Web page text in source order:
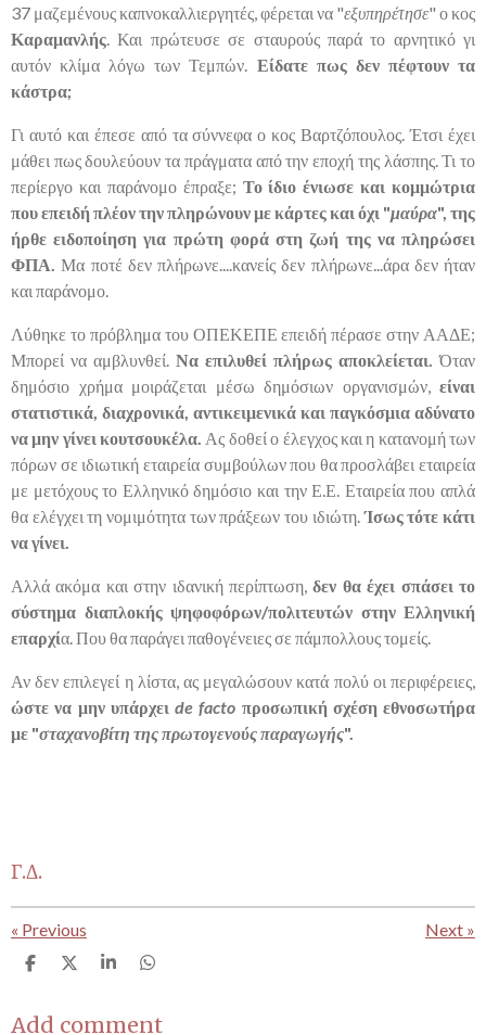
37 μαζεμένους καπνοκαλλιεργητές, φέρεται να "εξυπηρέτησε" ο κος
Καραμανλής . Και πρώτευσε σε σταυρούς παρά το αρνητικό γι
αυτόν κλίμα λόγω των Τεμπών. Είδατε πως δεν πέφτουν τα
κάστρα;
Γι αυτό και έπεσε από τα σύννεφα ο κος Βαρτζόπουλος. Έτσι έχει
μάθει πως δουλεύουν τα πράγματα από την εποχή της λάσπης. Τι το
περίεργο και παράνομο έπραξε; Το ίδιο ένιωσε και κομμώτρια
που επειδή πλέον την πληρώνουν με κάρτες και όχι "μαύρα", της
ήρθε ειδοποίηση για πρώτη φορά στη ζωή της να πληρώσει
ΦΠΑ. Μα ποτέ δεν πλήρωνε....κανείς δεν πλήρωνε...άρα δεν ήταν
και παράνομο.
Λύθηκε το πρόβλημα του ΟΠΕΚΕΠΕ επειδή πέρασε στην ΑΑΔΕ;
Μπορεί να αμβλυνθεί. Να επιλυθεί πλήρως αποκλείεται. Όταν
δημόσιο χρήμα μοιράζεται μέσω δημόσιων οργανισμών, είναι
στατιστικά, διαχρονικά, αντικειμενικά και παγκόσμια αδύνατο
να μην γίνει κουτσουκέλα. Ας δοθεί ο έλεγχος και η κατανομή των
πόρων σε ιδιωτική εταιρεία συμβούλων που θα προσλάβει εταιρεία
με μετόχους το Ελληνικό δημόσιο και την Ε.Ε. Εταιρεία που απλά
θα ελέγχει τη νομιμότητα των πράξεων του ιδιώτη.Ίσως τότε κάτι
να γίνει.
Αλλά ακόμα και στην ιδανική περίπτωση,δεν θα έχει σπάσει το
σύστημα διαπλοκής ψηφοφόρων/πολιτευτών στην Ελληνική
επαρχία. Που θα παράγει παθογένειες σε πάμπολλους τομείς.
Αν δεν επιλεγεί η λίστα, ας μεγαλώσουν κατά πολύ οι περιφέρειες,
ώστε να μην υπάρχει de facto προσωπική σχέση εθνοσωτήρα
με "σταχανοβίτη της πρωτογενούς παραγωγής".
Γ.Δ.
« Previous Next »
S
r
S
r
S
r
S
r
Add comment